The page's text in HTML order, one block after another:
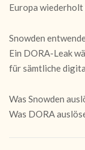
Europa
Snowden
Ein DORA-Leak
für sämtliche
Was Snowden
Was DORA